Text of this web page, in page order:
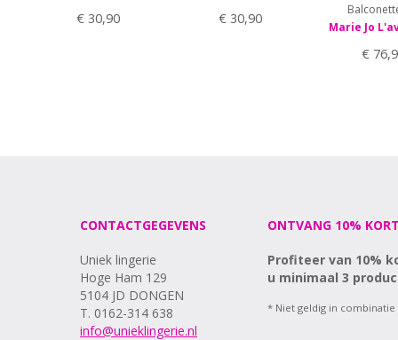
€ 30,90 € 30,90
Marie Jo
€
CONTACTGEGEVENS
Uniek lingerie
Hoge Ham 129
5104 JD DONGEN
T. 0162-314 638
info@unieklingerie.nl
ONTVANG 10%
Profiteer van 10%
u minimaal 3
* Niet geldig in